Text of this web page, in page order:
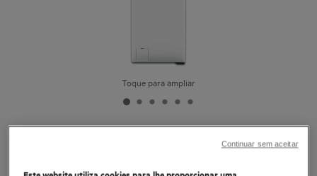
Toque para ampliar
Máquina de lavar roupa carga
Continuar sem aceitar